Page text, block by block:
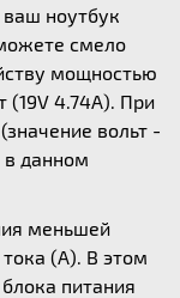
ноутбук
смело
мощностью
(19V 4.74A). При
вольт -
данном
меньшей
(А). В этом
питания